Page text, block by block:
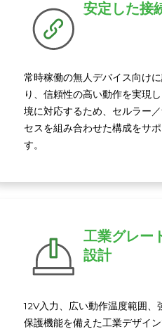
安定した接
常時稼働の無人デバイス向け
り、信頼性の高い動作を実現
境に対応するため、セルラー
セスを組み合わせた構成をサ
す。
工業グレー
設計
12V入力、広い動作温度範囲、
保護機能を備えた工業デザイ